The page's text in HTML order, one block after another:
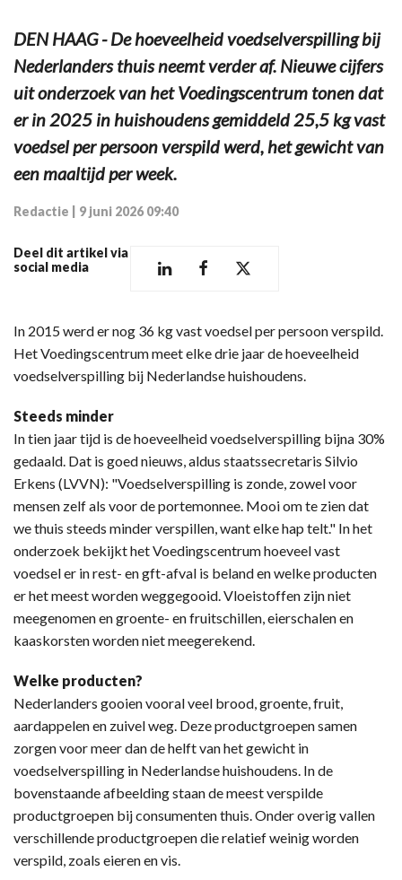
DEN HAAG - De hoeveelheid voedselverspilling bij
Nederlanders thuis neemt verder af. Nieuwe cijfers
uit onderzoek van het Voedingscentrum tonen dat
er in 2025 in huishoudens gemiddeld 25,5 kg vast
voedsel per persoon verspild werd, het gewicht van
een maaltijd per week.
Redactie 9 juni 2026 09:40
Deel dit artikel via
social media
In 2015 werd er nog 36 kg vast voedsel per persoon verspild.
Het Voedingscentrum meet elke drie jaar de hoeveelheid
voedselverspilling bij Nederlandse huishoudens.
Steeds minder
In tien jaar tijd is de hoeveelheid voedselverspilling bijna 30%
gedaald. Dat is goed nieuws, aldus staatssecretaris Silvio
Erkens (LVVN): "Voedselverspilling is zonde, zowel voor
mensen zelf als voor de portemonnee. Mooi om te zien dat
we thuis steeds minder verspillen, want elke hap telt." In het
onderzoek bekijkt het Voedingscentrum hoeveel vast
voedsel er in rest- en gft-afval is beland en welke producten
er het meest worden weggegooid. Vloeistoffen zijn niet
meegenomen en groente- en fruitschillen, eierschalen en
kaaskorsten worden niet meegerekend.
Welke producten?
Nederlanders gooien vooral veel brood, groente, fruit,
aardappelen en zuivel weg. Deze productgroepen samen
zorgen voor meer dan de helft van het gewicht in
voedselverspilling in Nederlandse huishoudens. In de
bovenstaande afbeelding staan de meest verspilde
productgroepen bij consumenten thuis. Onder overig vallen
verschillende productgroepen die relatief weinig worden
verspild, zoals eieren en vis.